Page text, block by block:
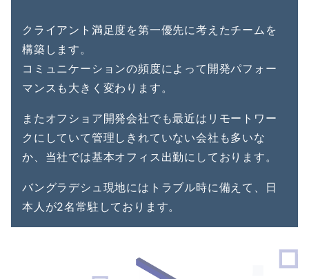
クライアント満足度を第一優先に考えたチームを
構築します。
コミュニケーションの頻度によって開発パフォー
マンスも大きく変わります。
またオフショア開発会社でも最近はリモートワー
クにしていて管理しきれていない会社も多いな
か、当社では基本オフィス出勤にしております。
バングラデシュ現地にはトラブル時に備えて、日
本人が2名常駐しております。